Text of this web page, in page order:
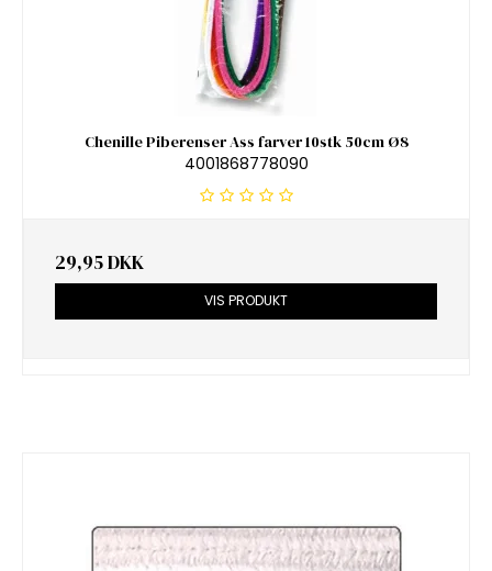
Chenille Piberenser Ass farver 10stk 50cm Ø8
4001868778090
29,95 DKK
VIS PRODUKT